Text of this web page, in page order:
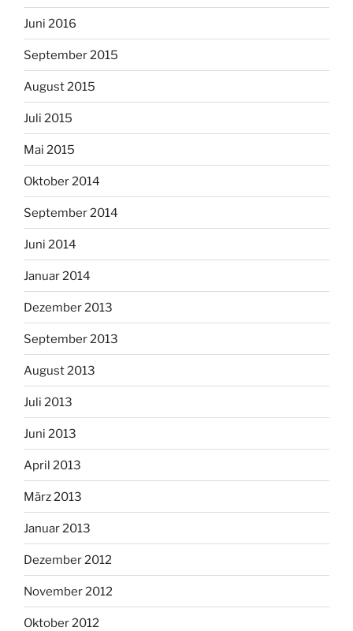
Juni 2016
September 2015
August 2015
Juli 2015
Mai 2015
Oktober 2014
September 2014
Juni 2014
Januar 2014
Dezember 2013
September 2013
August 2013
Juli 2013
Juni 2013
April 2013
März 2013
Januar 2013
Dezember 2012
November 2012
Oktober 2012